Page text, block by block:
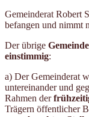
Gemeinderat Robert
befangen und nimmt
Der übrige
einstimmig:
a) Der Gemeinderat
untereinander und
Rahmen der
Trägern öffentlicher